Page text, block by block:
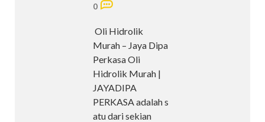
0
Oli Hidrolik
Murah – Jaya Dipa
Perkasa Oli
Hidrolik Murah |
JAYADIPA
PERKASA adalah s
atu dari sekian